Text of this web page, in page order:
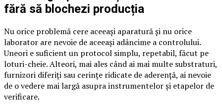
fără să blochezi producția
Nu orice problemă cere aceeași aparatură și nu orice
laborator are nevoie de aceeași adâncime a controlului.
Uneori e suficient un protocol simplu, repetabil, făcut pe
loturi-cheie. Alteori, mai ales când ai mai multe substraturi,
furnizori diferiți sau cerințe ridicate de aderență, ai nevoie
de o vedere mai largă asupra instrumentelor și etapelor de
verificare.